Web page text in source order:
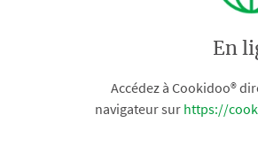
En
Accédez à Cookidoo®
navigateur sur https://